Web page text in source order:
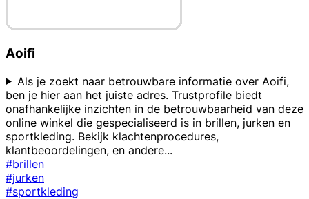
Aoifi
Als je zoekt naar betrouwbare informatie over Aoifi,
ben je hier aan het juiste adres. Trustprofile biedt
onafhankelijke inzichten in de betrouwbaarheid van deze
online winkel die gespecialiseerd is in brillen, jurken en
sportkleding. Bekijk klachtenprocedures,
klantbeoordelingen, en andere...
#brillen
#jurken
#sportkleding